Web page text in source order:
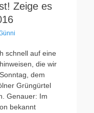
Zeige es
schnell auf eine
die wir
dem
Grüngürtel
Genauer: Im
bekannt